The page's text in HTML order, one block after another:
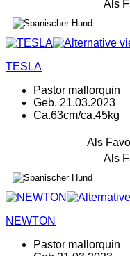
Als
TESLA
Pastor mallorquin
Geb. 21.03.2023
Ca.63cm/ca.45kg
Als
Als
NEWTON
Pastor mallorquin